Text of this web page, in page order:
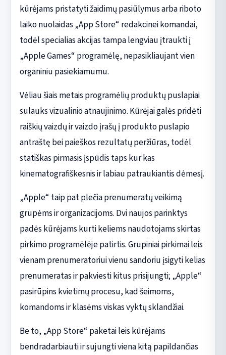
kūrėjams pristatyti žaidimų pasiūlymus arba riboto
laiko nuolaidas „App Store“ redakcinei komandai,
todėl specialias akcijas tampa lengviau įtraukti į
„Apple Games“ programėlę, nepasikliaujant vien
organiniu pasiekiamumu.
Vėliau šiais metais programėlių produktų puslapiai
sulauks vizualinio atnaujinimo. Kūrėjai galės pridėti
raiškių vaizdų ir vaizdo įrašų į produkto puslapio
antraštę bei paieškos rezultatų peržiūras, todėl
statiškas pirmasis įspūdis taps kur kas
kinematografiškesnis ir labiau patraukiantis dėmesį.
„Apple“ taip pat plečia prenumeratų veikimą
grupėms ir organizacijoms. Dvi naujos parinktys
padės kūrėjams kurti keliems naudotojams skirtas
pirkimo programėlėje patirtis. Grupiniai pirkimai leis
vienam prenumeratoriui vienu sandoriu įsigyti kelias
prenumeratas ir pakviesti kitus prisijungti; „Apple“
pasirūpins kvietimų procesu, kad šeimoms,
komandoms ir klasėms viskas vyktų sklandžiai.
Be to, „App Store“ paketai leis kūrėjams
bendradarbiauti ir sujungti viena kitą papildančias